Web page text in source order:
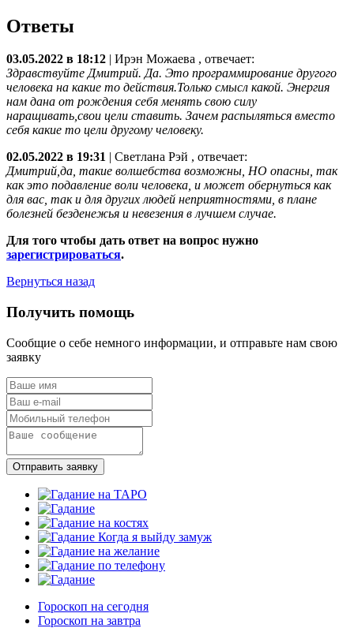
Ответы
03.05.2022 в 18:12 Ирэн Можаева , отвечает:
Здравствуйте Дмитрий. Да. Это программирование другого
человека на какие то действия.Только смысл какой. Энергия
нам дана от рождения себя менять свою силу
наращивать,свои цели ставить. Зачем распыляться вместо
себя какие то цели другому человеку.
02.05.2022 в 19:31
Светлана Рэй , отвечает:
Дмитрий,да, такие волшебства возможны, НО опасны, так
как это подавление воли человека, и может обернуться как
для вас, так и для других людей неприятностями, в плане
болезней безденежья и невезения в лучшем случае.
Для того чтобы дать ответ на вопрос нужно
зарегистрироваться.
Вернуться назад
Получить помощь
Сообщие о себе немного информации, и отправьте нам свою
заявку
Отправить заявку
Гороскоп на сегодня
Гороскоп на завтра